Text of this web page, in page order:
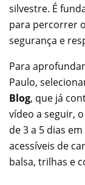
silvestre. É
para percorrer
segurança e
Para
Paulo,
Blog, que já
vídeo a seguir,
de 3 a 5 dias
acessíveis de
balsa, trilhas e